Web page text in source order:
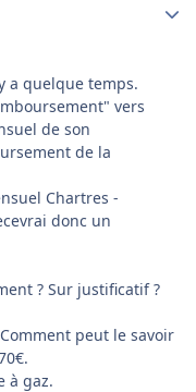
a quelque temps.
vers
de son
de la
Chartres -
donc un
? Sur justificatif ?
peut le savoir
à gaz.